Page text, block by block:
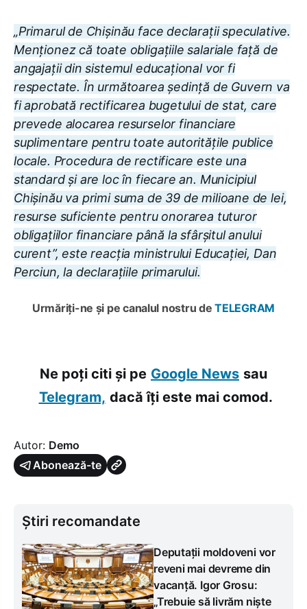
„Primarul de Chișinău face declarații speculative.
Menționez că toate obligațiile salariale față de
angajații din sistemul educațional vor fi
respectate. În următoarea ședință de Guvern va
fi aprobată rectificarea bugetului de stat, care
prevede alocarea resurselor financiare
suplimentare pentru toate autoritățile publice
locale. Procedura de rectificare este una
standard și are loc în fiecare an. Municipiul
Chișinău va primi suma de 39 de milioane de lei,
resurse suficiente pentru onorarea tuturor
obligațiilor financiare până la sfârșitul anului
curent”, este reacția ministrului Educației, Dan
Perciun, la declarațiile primarului.
Urmăriți-ne și pe canalul nostru de TELEGRAM
Ne poți citi și pe Google News sau
Telegram, dacă îți este mai comod.
Autor: Demo
Abonează-te
Știri recomandate
Deputații moldoveni vor
reveni mai devreme din
vacanță. Igor Grosu:
„Trebuie să livrăm niște